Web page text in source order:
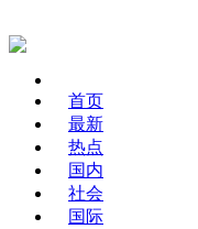
首页
最新
热点
国内
社会
国际